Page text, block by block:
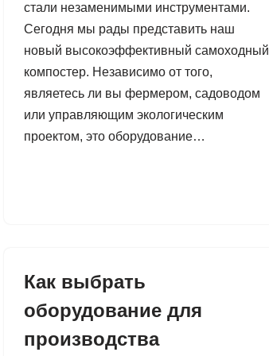
стали незаменимыми инструментами.
Сегодня мы рады представить наш
новый высокоэффективный самоходный
компостер. Независимо от того,
являетесь ли вы фермером, садоводом
или управляющим экологическим
проектом, это оборудование…
Как выбрать
оборудование для
производства